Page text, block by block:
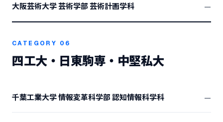
大阪芸術大学 芸術学部 芸術計画学科 ―
CATEGORY 06
四工大・日東駒専・中堅私大
千葉工業大学 情報変革科学部 認知情報科学科 ―